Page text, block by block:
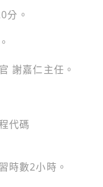
分。
謝嘉仁主任。
代碼
時數2小時。